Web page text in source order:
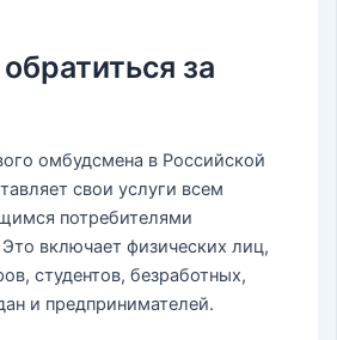
за
омбудсмена в Российской
свои услуги всем
потребителями
включает физических лиц,
студентов, безработных,
и предпринимателей.